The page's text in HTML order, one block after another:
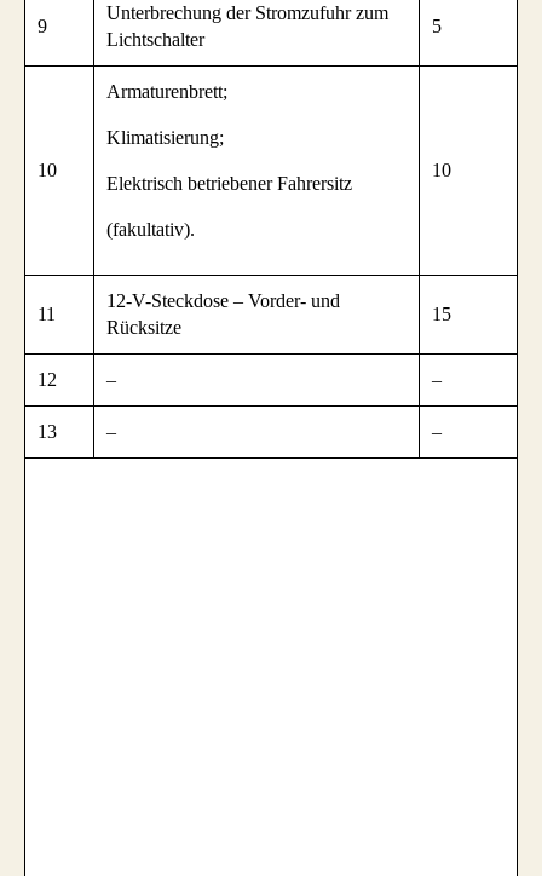
9
Unterbrechung der Stromzufuhr zum
Lichtschalter
5
10
Armaturenbrett;
Klimatisierung;
Elektrisch betriebener Fahrersitz
(fakultativ).
10
11
12-V-Steckdose – Vorder- und
Rücksitze
15
12 – –
13 – –